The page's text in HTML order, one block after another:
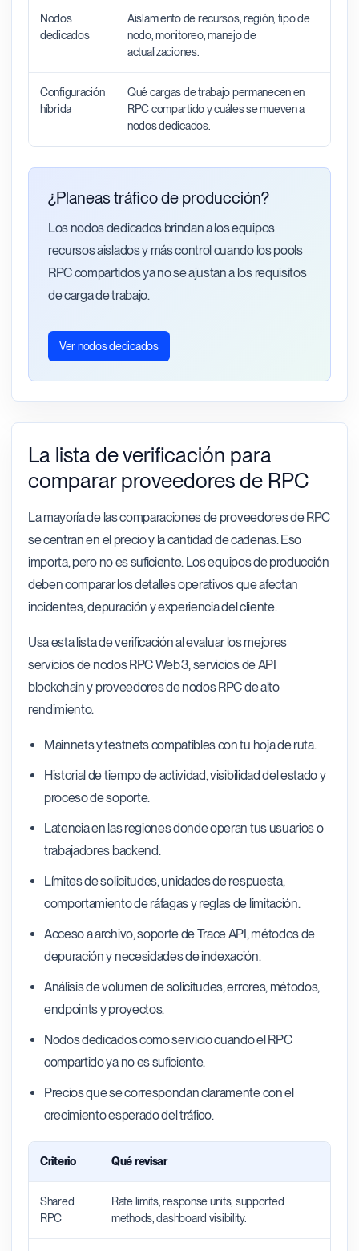
Nodos
dedicados
Aislamiento de recursos, región, tipo de
nodo, monitoreo, manejo de
actualizaciones.
Configuración
híbrida
Qué cargas de trabajo permanecen en
RPC compartido y cuáles se mueven a
nodos dedicados.
¿Planeas tráfico de producción?
Los nodos dedicados brindan a los equipos
recursos aislados y más control cuando los pools
RPC compartidos ya no se ajustan a los requisitos
de carga de trabajo.
Ver nodos dedicados
La lista de verificación para
comparar proveedores de RPC
La mayoría de las comparaciones de proveedores de RPC
se centran en el precio y la cantidad de cadenas. Eso
importa, pero no es suficiente. Los equipos de producción
deben comparar los detalles operativos que afectan
incidentes, depuración y experiencia del cliente.
Usa esta lista de verificación al evaluar los mejores
servicios de nodos RPC Web3, servicios de API
blockchain y proveedores de nodos RPC de alto
rendimiento.
Mainnets y testnets compatibles con tu hoja de ruta.
Historial de tiempo de actividad, visibilidad del estado y
proceso de soporte.
Latencia en las regiones donde operan tus usuarios o
trabajadores backend.
Límites de solicitudes, unidades de respuesta,
comportamiento de ráfagas y reglas de limitación.
Acceso a archivo, soporte de Trace API, métodos de
depuración y necesidades de indexación.
Análisis de volumen de solicitudes, errores, métodos,
endpoints y proyectos.
Nodos dedicados como servicio cuando el RPC
compartido ya no es suficiente.
Precios que se correspondan claramente con el
crecimiento esperado del tráfico.
Criterio Qué revisar
Shared
RPC
Rate limits, response units, supported
methods, dashboard visibility.